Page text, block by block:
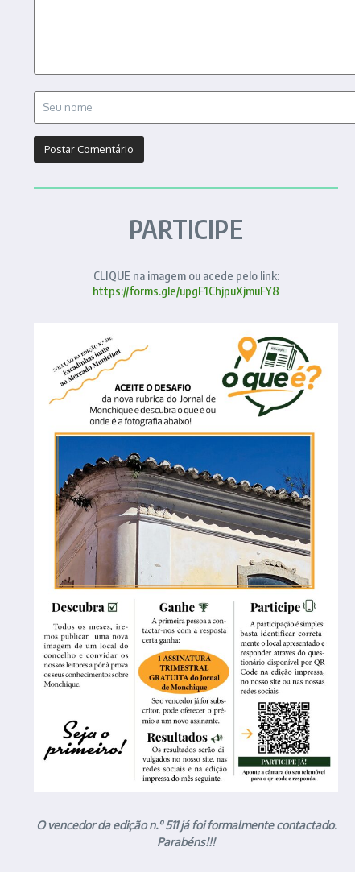
PARTICIPE
CLIQUE na imagem ou acede pelo link:
https://forms.gle/upgF1ChjpuXjmuFY8
O vencedor da edição n.º 511 já foi formalmente contactado.
Parabéns!!!